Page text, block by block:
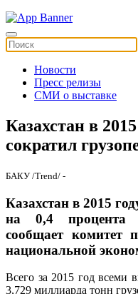
Новости
Пресс релизы
СМИ о выставке
Казахстан в
сократил
БАКУ /Trend/ -
Казахстан в 2015
на 0,4 процента
сообщает комитет
национальной
Всего за 2015 год всеми
3,729 миллиарда тонн